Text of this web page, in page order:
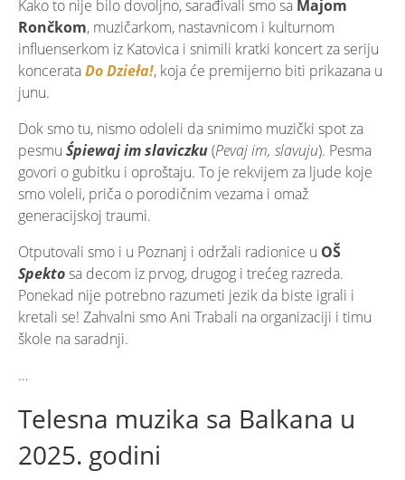
Kako to nije bilo dovoljno, sarađivali smo sa Majom
Rončkom, muzičarkom, nastavnicom i kulturnom
influenserkom iz Katovica i snimili kratki koncert za seriju
koncerataDo Dzieła!, koja će premijerno biti prikazana u
junu.
Dok smo tu, nismo odoleli da snimimo muzički spot za
pesmu Śpiewaj im slaviczku(Pevaj im, slavuju). Pesma
govori o gubitku i oproštaju. To je rekvijem za ljude koje
smo voleli, priča o porodičnim vezama i omaž
generacijskoj traumi.
Otputovali smo i u Poznanj i održali radionice u OŠ
Spektosa decom iz prvog, drugog i trećeg razreda.
Ponekad nije potrebno razumeti jezik da biste igrali i
kretali se! Zahvalni smo Ani Trabali na organizaciji i timu
škole na saradnji.
…
Telesna muzika sa Balkana u
2025. godini